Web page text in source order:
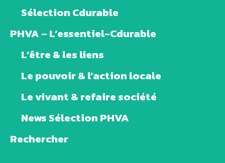
Sélection Cdurable
PHVA – L’essentiel-Cdurable
L’être & les liens
Le pouvoir & l’action locale
Le vivant & refaire société
News Sélection PHVA
Rechercher